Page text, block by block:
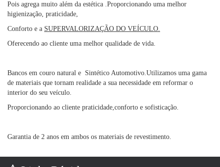
Pois agrega muito além da estética .Proporcionando uma melhor
higienização, praticidade,
Conforto e a SUPERVALORIZAÇÃO DO VEÍCULO.
Oferecendo ao cliente uma melhor qualidade de vida.
Bancos em couro natural e Sintético Automotivo.Utilizamos uma gama
de materiais que tornam realidade a sua necessidade em reformar o
interior do seu veículo.
Proporcionando ao cliente praticidade,conforto e sofisticação.
Garantia de 2 anos em ambos os materiais de revestimento.